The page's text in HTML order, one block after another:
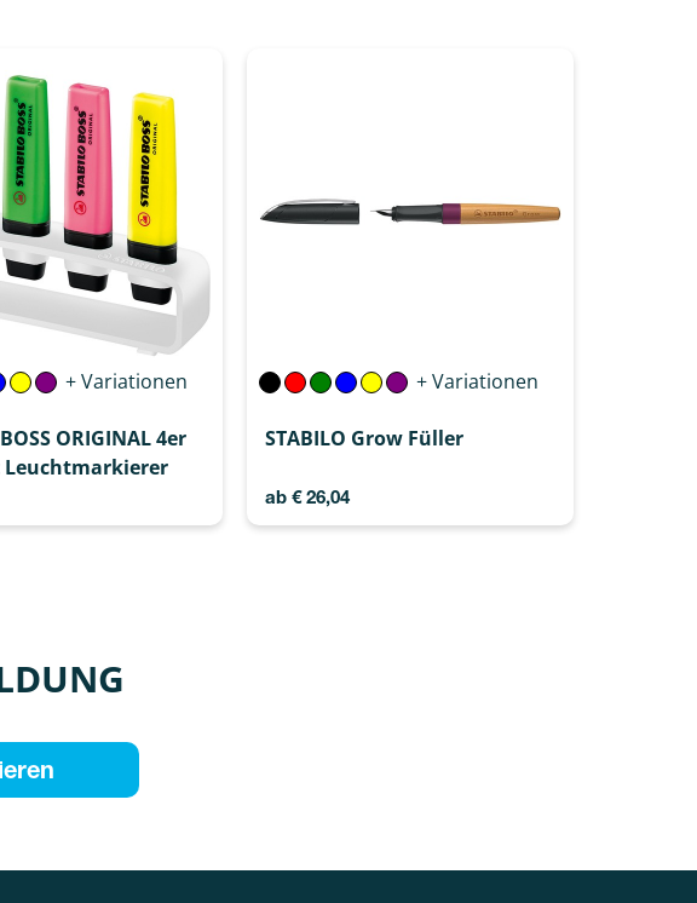
+ Variationen
ORIGINAL 4er
Leuchtmarkierer
+ Variationen
STABILO Grow Füller
ab €26,04